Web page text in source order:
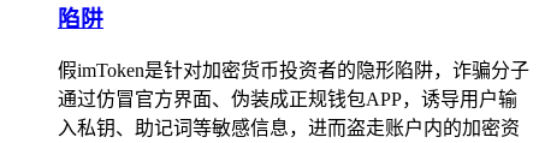
陷阱
假imToken是针对加密货币投资者的隐形陷阱，诈骗分子
通过仿冒官方界面、伪装成正规钱包APP，诱导用户输
入私钥、助记词等敏感信息，进而盗走账户内的加密资